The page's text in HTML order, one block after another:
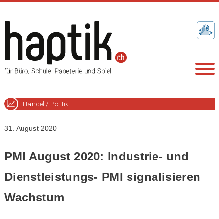
Handel / Politik
31. August 2020
PMI August 2020: Industrie- und
Dienstleistungs- PMI signalisieren
Wachstum